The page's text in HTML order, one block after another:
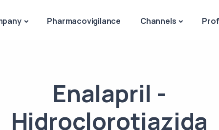
Pharmacovigilance Channels
Enalapril -
Hidroclorotiazida